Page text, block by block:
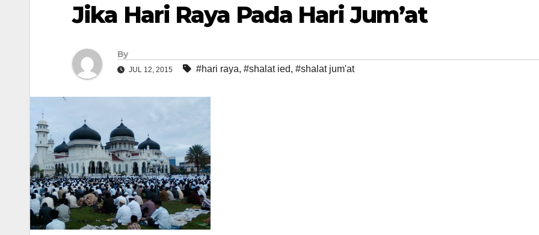
Jika Hari Raya Pada Hari Jum’at
By
JUL 12, 2015 #hari raya, #shalat ied, #shalat jum'at